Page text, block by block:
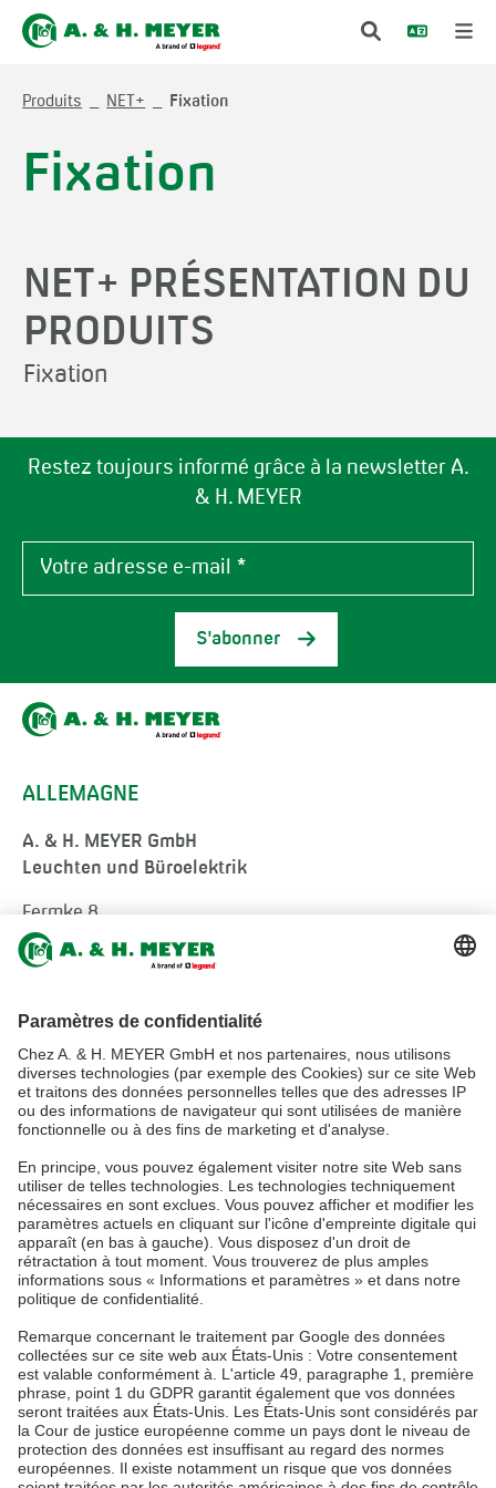
Produits NET+ Fixation
Fixation
NET+ PRÉSENTATION DU
PRODUITS
Fixation
Restez toujours informé grâce à la newsletter A.
& H. MEYER
S'abonner
ALLEMAGNE
A. & H. MEYER GmbH
Leuchten und Büroelektrik
Fermke 8
32694 Dörentrup
Germany
tel.:
+49 5265 9488-0
MALAYSIE
A. & H. MEYER Sdn. Bhd.
528797-M
No. 3, Jalan Astaka U8/84
Section U8, Bukit Jelutong
40150 Shah Alam, Selangor
Malaysia
tel.:+60 3 7845 7277
sales@ah-meyer.com.my